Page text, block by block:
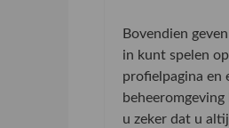
Bovendien
in kunt spelen
profielpagina en
u zeker dat u